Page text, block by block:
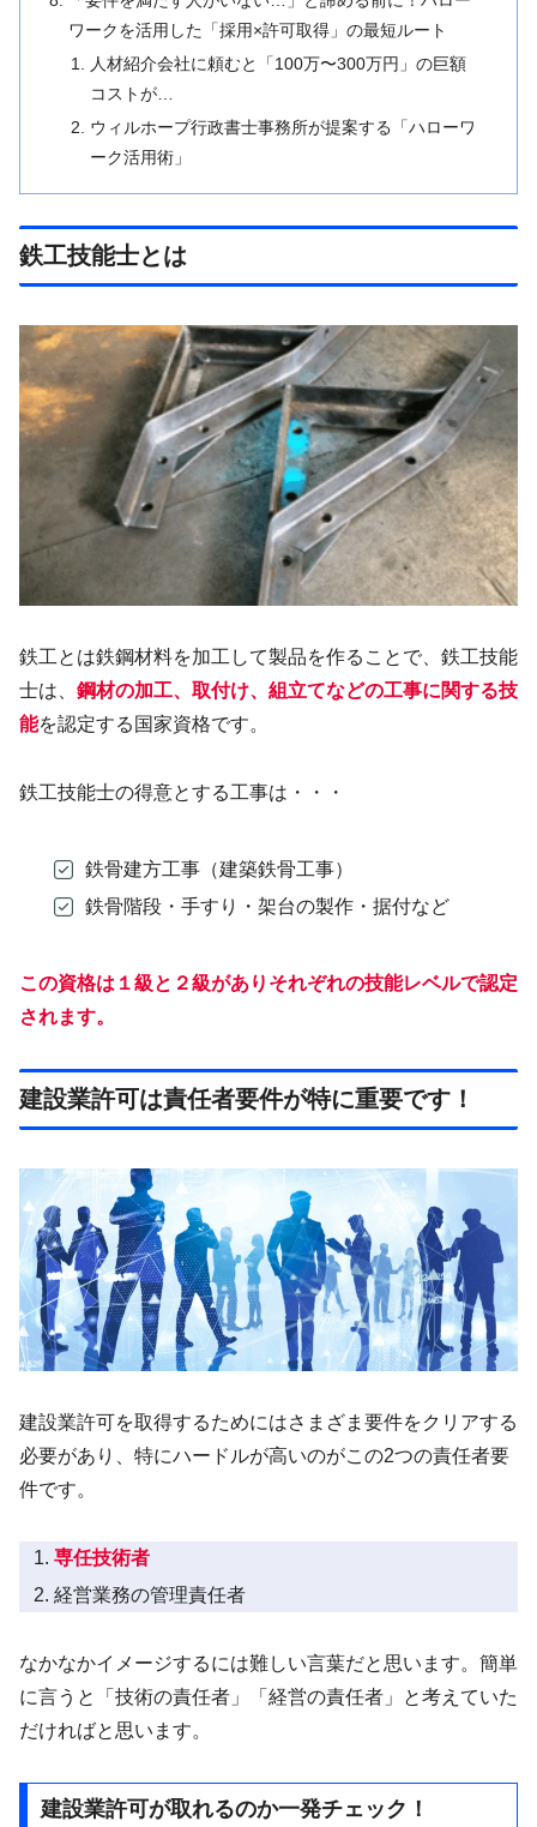
ワークを活用した「採用×許可取得」の最短ルート
人材紹介会社に頼むと「100万〜300万円」の巨額
コストが…
ウィルホープ行政書士事務所が提案する「ハローワ
ーク活用術」
鉄工技能士とは
鉄工とは鉄鋼材料を加工して製品を作ることで、鉄工技能
士は、 鋼材の加工、取付け、組立てなどの工事に関する技
能を認定する国家資格です。
鉄工技能士の得意とする工事は・・・
鉄骨建方工事（建築鉄骨工事）
鉄骨階段・手すり・架台の製作・据付など
この資格は１級と２級がありそれぞれの技能レベルで認定
されます。
建設業許可は責任者要件が特に重要です！
建設業許可を取得するためにはさまざま要件をクリアする
必要があり、特にハードルが高いのがこの2つの責任者要
件です。
専任技術者
経営業務の管理責任者
なかなかイメージするには難しい言葉だと思います。簡単
に言うと「技術の責任者」「経営の責任者」と考えていた
だければと思います。
建設業許可が取れるのか一発チェック！